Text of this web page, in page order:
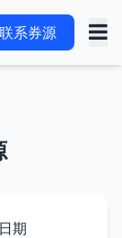
联系券源
日期